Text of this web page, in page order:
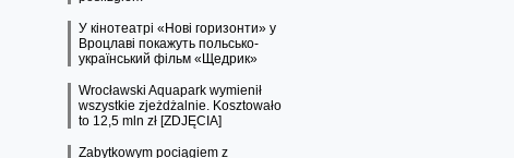
У кінотеатрі «Нові горизонти» у
Вроцлаві покажуть польсько-
український фільм «Щедрик»
Wrocławski Aquapark wymienił
wszystkie zjeżdżalnie. Kosztowało
to 12,5 mln zł [ZDJĘCIA]
Zabytkowym pociągiem z